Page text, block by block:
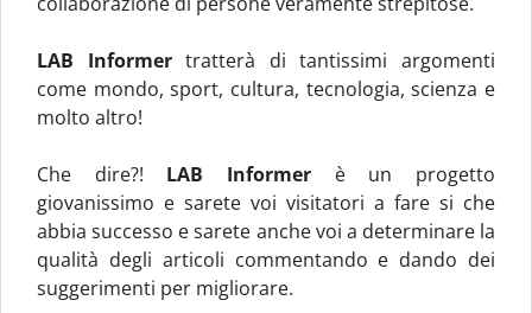
LAB Informertratterà di tantissimi argomenti
come mondo, sport, cultura, tecnologia, scienza e
molto altro!
Che dire?! LAB Informer è un progetto
giovanissimo e sarete voi visitatori a fare si che
abbia successo e sarete anche voi a determinare la
qualità degli articoli commentando e dando dei
suggerimenti per migliorare.